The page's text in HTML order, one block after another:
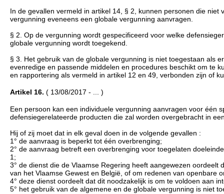
In de gevallen vermeld in artikel 14, § 2, kunnen personen die
vergunning eveneens een globale vergunning aanvragen.
§ 2. Op de vergunning wordt gespecificeerd voor welke
globale vergunning wordt toegekend.
§ 3. Het gebruik van de globale vergunning is niet toegestaan als
evenredige en passende middelen en procedures beschikt om te
en rapportering als vermeld in artikel 12 en 49, verbonden zijn of
Artikel 16. ( 13/08/2017 - ... )
Een persoon kan een individuele vergunning aanvragen voor één
defensiegerelateerde producten die zal worden overgebracht in
Hij of zij moet dat in elk geval doen in de volgende gevallen :
1° de aanvraag is beperkt tot één overbrenging;
2° de aanvraag betreft een overbrenging voor toegelaten
1;
3° de dienst die de Vlaamse Regering heeft aangewezen
van het Vlaamse Gewest en België, of om redenen van openbare
4° deze dienst oordeelt dat dit noodzakelijk is om te voldoen aan
5° het gebruik van de algemene en de globale vergunning is niet